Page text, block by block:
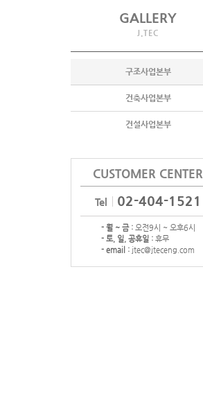
GALLERY
J.TEC
구조사업본부
건축사업본부
건설사업본부
CUSTOMER CENTER
Tel 02-404-1521
- 월 ~ 금 :오전9시 ~ 오후6시
- 토, 일, 공휴일 :휴무
- email :jtec@jteceng.com